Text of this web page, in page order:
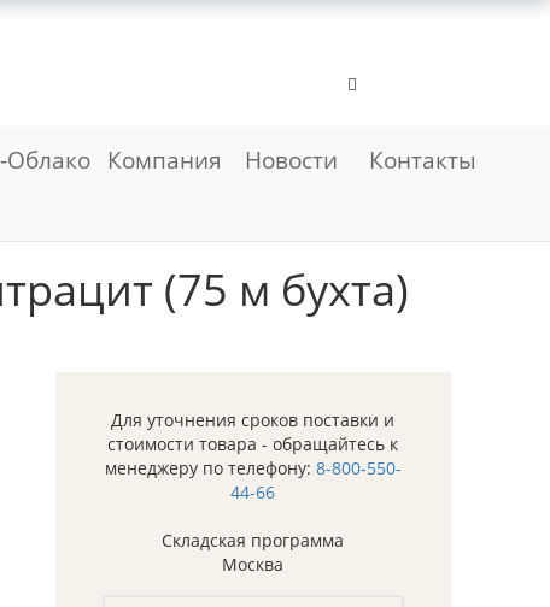
Компания Новости Контакты
(75 м бухта)
Для уточнения сроков поставки и
стоимости товара - обращайтесь к
менеджеру по телефону: 8-800-550-
44-66
Складская программа
Москва